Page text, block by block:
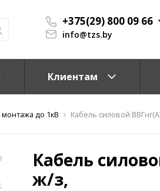
+375(29) 800 09 66
info@tzs.by
Клиентам
до 1кВ Кабель силовой
Кабель
ж/з,